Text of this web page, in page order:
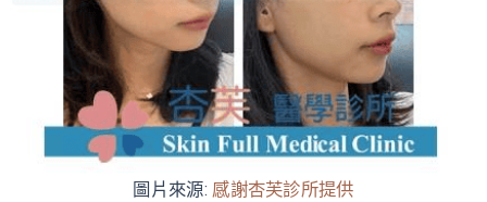
圖片來源: 感謝杏芙診所提供